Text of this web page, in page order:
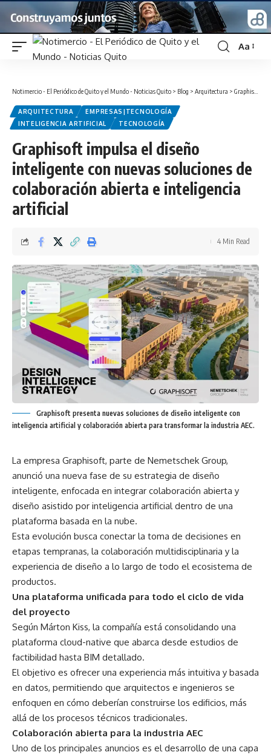
Font
Aa
Notimercio - El Periódico de Quito y el Mundo - Noticias Quito > Blog > Arquitectura > Graphisoft impulsa el diseño inteligente con nuevas soluciones de colaboración abierta e inteligencia artificial
ARQUITECTURA
EMPRESAS|TECNOLOGÍA
INTELIGENCIA ARTIFICIAL
TECNOLOGÍA
Graphisoft impulsa el diseño
inteligente con nuevas soluciones de
colaboración abierta e inteligencia
artificial
4 Min Read
Graphisoft presenta nuevas soluciones de diseño inteligente con
inteligencia artificial y colaboración abierta para transformar la industria AEC.
La empresa Graphisoft, parte de Nemetschek Group,
anunció una nueva fase de su estrategia de diseño
inteligente, enfocada en integrar colaboración abierta y
diseño asistido por inteligencia artificial dentro de una
plataforma basada en la nube.
Esta evolución busca conectar la toma de decisiones en
etapas tempranas, la colaboración multidisciplinaria y la
experiencia de diseño a lo largo de todo el ecosistema de
productos.
Una plataforma unificada para todo el ciclo de vida
del proyecto
Según Márton Kiss, la compañía está consolidando una
plataforma cloud-native que abarca desde estudios de
factibilidad hasta BIM detallado.
El objetivo es ofrecer una experiencia más intuitiva y basada
en datos, permitiendo que arquitectos e ingenieros se
enfoquen en cómo deberían construirse los edificios, más
allá de los procesos técnicos tradicionales.
Colaboración abierta para la industria AEC
Uno de los principales anuncios es el desarrollo de una capa